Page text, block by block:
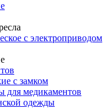
с электроприводом
с замком
медикаментов
одежды